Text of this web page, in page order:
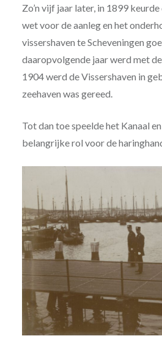
Zo’n vijf jaar later, in 1899
wet voor de aanleg en het
vissershaven te Scheveningen
daaropvolgende jaar werd met
1904 werd de Vissershaven in
zeehaven was gereed.
Tot dan toe speelde het Kanaal
belangrijke rol voor de